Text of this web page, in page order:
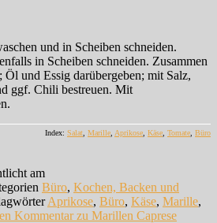
und in Scheiben schneiden.
in Scheiben schneiden. Zusammen
und Essig darübergeben; mit Salz,
ggf. Chili bestreuen. Mit
Index: Salat Marille Aprikose Käse Tomate Büro
am
Büro, Kochen, Backen und
Aprikose, Büro, Käse, Marille,
Kommentarzu Marillen Caprese